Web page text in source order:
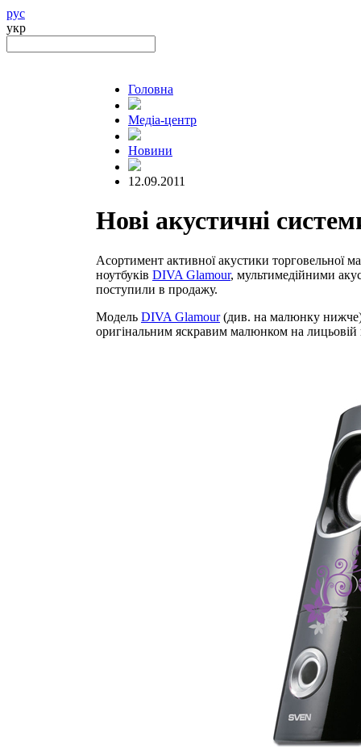
рус
укр
Головна
Медіа-центр
Новини
12.09.2011
Нові акустичні
Асортимент активної акустики
ноутбуків DIVA Glamour, мультимедійними
поступили в продажу.
Модель DIVA Glamour(див. на малюнку нижче)
оригінальним яскравим малюнком на лицьовій